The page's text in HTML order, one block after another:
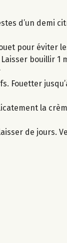
d’un demi
pour éviter
bouillir 1
Fouetter
la
de jours.